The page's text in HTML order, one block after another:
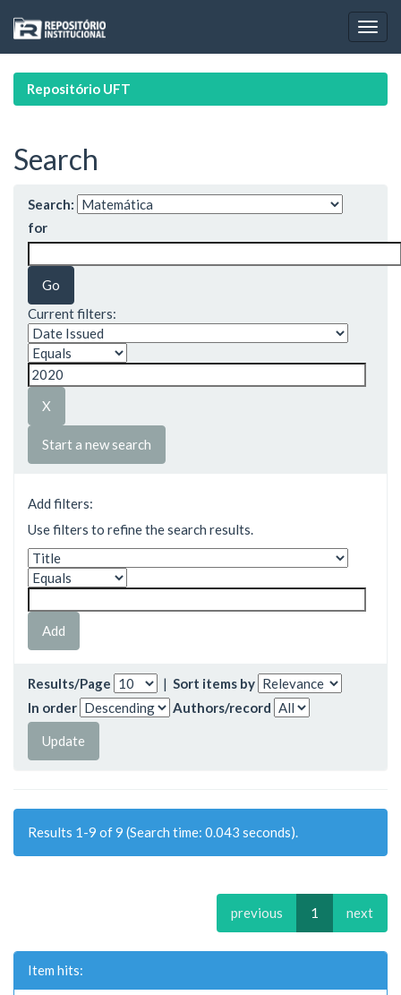
navigation
Repositório UFT
Search
Search:
for
Current filters:
Start a new search
Add filters:
Use filters to refine the search results.
Results/Page | Sort items by
In order
Authors/record
Results 1-9 of 9 (Search time: 0.043 seconds).
previous 1 next
Item hits: